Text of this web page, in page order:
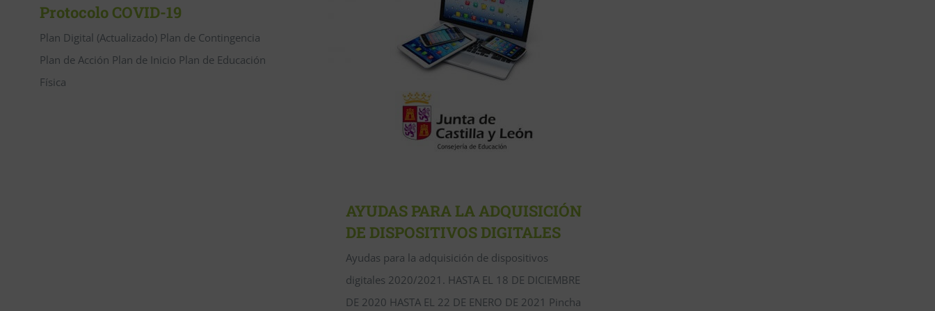
AYUDAS PARA LA ADQUISICIÓN
DE DISPOSITIVOS DIGITALES
Ayudas para la adquisición de dispositivos
digitales 2020/2021. HASTA EL 18 DE DICIEMBRE
DE 2020 HASTA EL 22 DE ENERO DE 2021 Pincha
Protocolo COVID-19
Plan Digital (Actualizado) Plan de Contingencia
Plan de Acción Plan de Inicio Plan de Educación
Física